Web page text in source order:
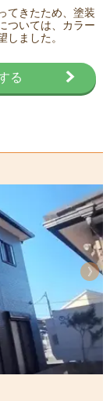
てきたため、塗装
ついては、カラー
ました。
る
《